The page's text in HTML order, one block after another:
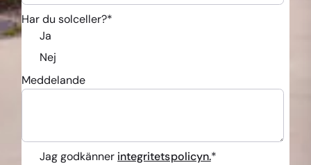
Har du solceller?*
Ja
Nej
Meddelande
Jag godkänner integritetspolicyn.*